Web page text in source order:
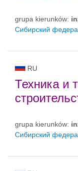
grupa kierunków:
Сибирский
RU
Техника и
grupa kierunków:
Сибирский